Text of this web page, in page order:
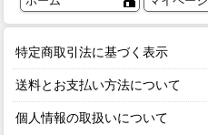
特定商取引法に基づく表示
送料とお支払い方法について
個人情報の取扱いについて